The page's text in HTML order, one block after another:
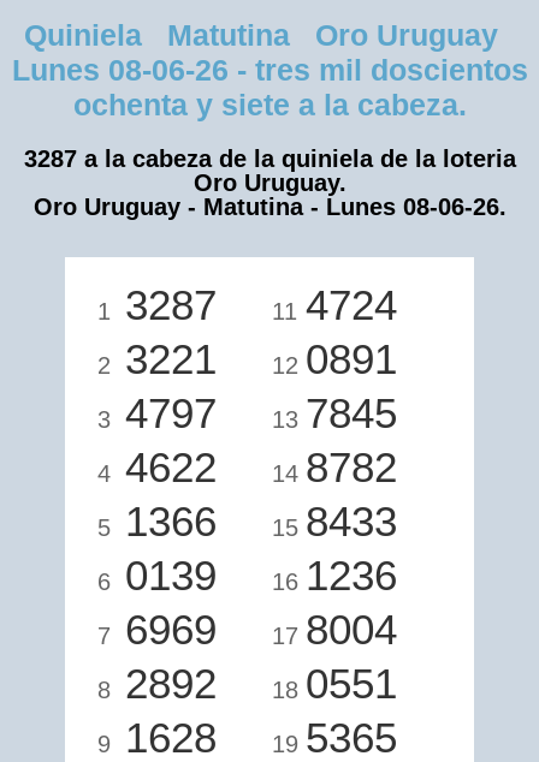
Quiniela Matutina Oro Uruguay
Lunes 08-06-26 - tres mil doscientos
ochenta y siete a la cabeza.
3287 a la cabeza de la quiniela de la loteria
Oro Uruguay.
Oro Uruguay - Matutina - Lunes 08-06-26.
1 3287
2 3221
3 4797
4 4622
5 1366
6 0139
7 6969
8 2892
9 1628
11 4724
12 0891
13 7845
14 8782
15 8433
16 1236
17 8004
18 0551
19 5365